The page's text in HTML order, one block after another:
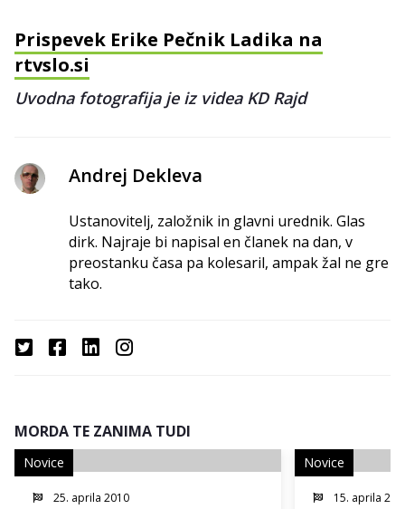
Prispevek Erike Pečnik Ladika na
rtvslo.si
Uvodna fotografija je iz videa KD Rajd
Andrej Dekleva
Ustanovitelj, založnik in glavni urednik. Glas
dirk. Najraje bi napisal en članek na dan, v
preostanku časa pa kolesaril, ampak žal ne gre
tako.
MORDA TE ZANIMA TUDI
25. aprila 2010
Novice
15. aprila
Novice